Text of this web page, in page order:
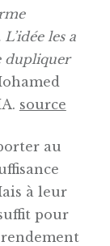
les a
dupliquer
source
au
à leur
pour